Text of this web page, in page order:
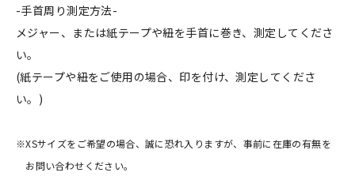
-手首周り測定方法-
メジャー、または紙テープや紐を手首に巻き、測定してくださ
い。
(紙テープや紐をご使用の場合、印を付け、測定してくださ
い。)
※XSサイズをご希望の場合、誠に恐れ入りますが、事前に在庫の有無を
お問い合わせください。